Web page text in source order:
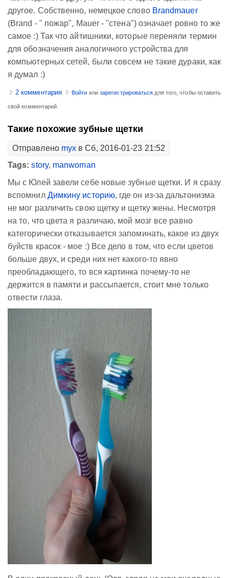
другое. Собственно, немецкое слово Brandmauer
(Brand - " пожар", Mauer - "стена") означает ровно то же
самое :) Так что айтишники, которые переняли термин
для обозначения аналогичного устройства для
компьютерных сетей, были совсем не такие дураки, как
я думал :)
2 комментария Войти или зарегистрироваться для того, чтобы оставить
свой комментарий.
Такие похожие зубные щетки
Отправлено myx в Сб, 2016-01-23 21:52
Tags:story, manwoman
Мы с Юлей завели себе новые зубные щетки. И я сразу
вспомнил Димкину историю, где он из-за дальтонизма
не мог различить свою щетку и щетку жены. Несмотря
на то, что цвета я различаю, мой мозг все равно
категорически отказывается запоминать, какое из двух
буйств красок - мое :) Все дело в том, что если цветов
больше двух, и среди них нет какого-то явно
преобладающего, то вся картинка почему-то не
держится в памяти и рассыпается, стоит мне только
отвести глаза.